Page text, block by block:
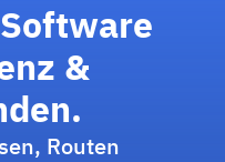
&
Routen